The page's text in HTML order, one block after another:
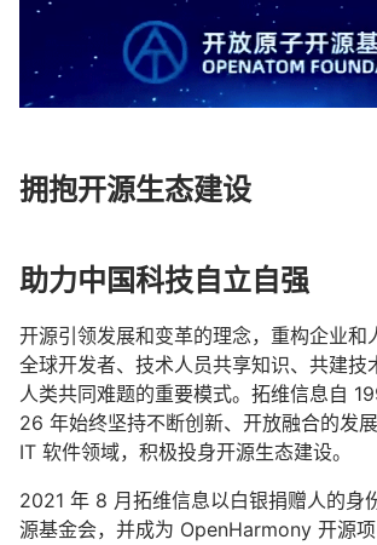
拥抱开源生态建设
助力中国科技自立自强
开源引领发展和变革的理念，重构企业和
全球开发者、技术人员共享知识、共建技
人类共同难题的重要模式。拓维信息自
26 年始终坚持不断创新、开放融合的发
IT 软件领域，积极投身开源生态建设。
2021 年 8 月拓维信息以白银捐赠人的身
源基金会，并成为 OpenHarmony 开源项